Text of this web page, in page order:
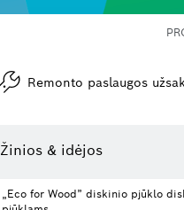
Remonto paslaugos
Žinios & idėjos
„Eco for Wood” diskinio pjūklo